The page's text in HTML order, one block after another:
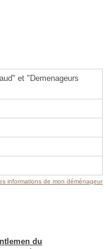
et "Demenageurs
informations de mon déménageur
du